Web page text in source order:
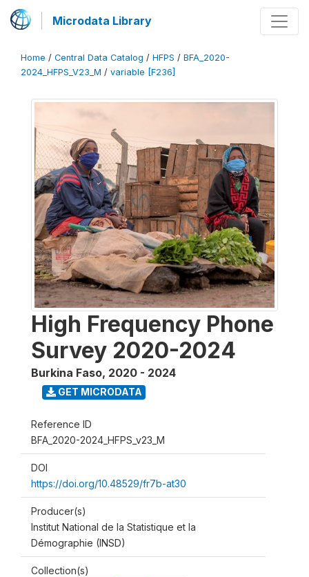
Microdata Library
Home / Central Data Catalog / HFPS / BFA_2020-
2024_HFPS_V23_M / variable [F236]
High Frequency Phone
Survey 2020-2024
Burkina Faso, 2020 - 2024
GET MICRODATA
Reference ID
BFA_2020-2024_HFPS_v23_M
DOI
https://doi.org/10.48529/fr7b-at30
Producer(s)
Institut National de la Statistique et la
Démographie (INSD)
Collection(s)